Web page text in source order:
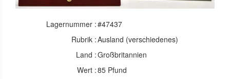
Lagernummer :#47437
Rubrik :Ausland (verschiedenes)
Land :Großbritannien
Wert :85 Pfund